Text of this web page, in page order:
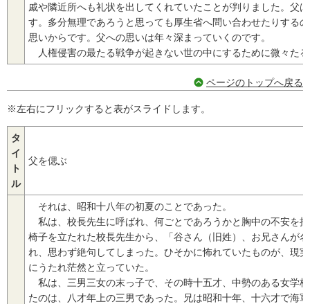
戚や隣近所へも礼状を出してくれていたことが判りました。父
す。多分無理であろうと思っても厚生省へ問い合わせたりする
思いからです。父への思いは年々深まっていくのです。
人権侵害の最たる戦争が起きない世の中にするために微々た
ページのトップへ戻る
※左右にフリックすると表がスライドします。
タ
イ
ト
ル
父を偲ぶ
それは、昭和十八年の初夏のことであった。
私は、校長先生に呼ばれ、何ごとであろうかと胸中の不安を
椅子を立たれた校長先生から、「谷さん（旧姓）、お兄さんが
れ、思わず絶句してしまった。ひそかに怖れていたものが、現
にうたれ茫然と立っていた。
私は、三男三女の末っ子で、その時十五才、中勢のある女学
たのは、八才年上の三男であった。兄は昭和十年、十六才で海